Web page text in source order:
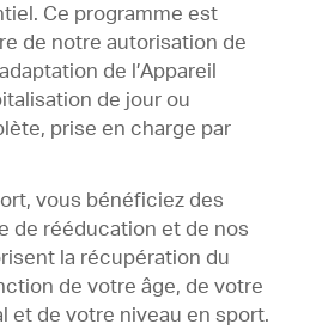
Ce programme est
de notre autorisation de
de l’Appareil
de jour ou
prise en charge par
vous bénéficiez des
de rééducation et de nos
la récupération du
de votre âge, de votre
et de votre niveau en sport.